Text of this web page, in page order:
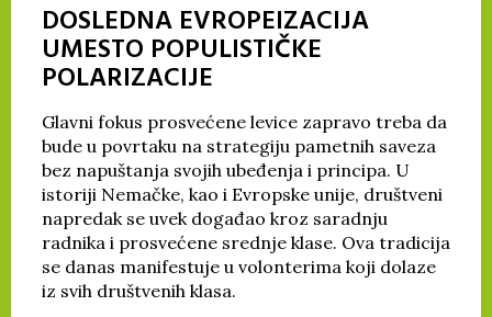
DOSLEDNA EVROPEIZACIJA
UMESTO POPULISTIČKE
POLARIZACIJE
Glavni fokus prosvećene levice zapravo treba da
bude u povrtaku na strategiju pametnih saveza
bez napuštanja svojih ubeđenja i principa. U
istoriji Nemačke, kao i Evropske unije, društveni
napredak se uvek događao kroz saradnju
radnika i prosvećene srednje klase. Ova tradicija
se danas manifestuje u volonterima koji dolaze
iz svih društvenih klasa.